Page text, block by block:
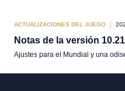
ACTUALIZACIONES DEL JUEGO
Notas de la versión 10.21
Ajustes para el Mundial y una